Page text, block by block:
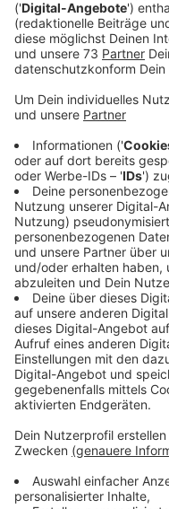
Anzeige
des Afroamerikaners
wir jeden Scheiß.
mit dem Kopf auf
Anzeige
Anzeige
"Ich kann in Musik
irgendwelche Bilder
sehr befreiend, das
fassungslos darüber,
das nicht verstehen."
Der kurze Song ist
entstanden, der auch